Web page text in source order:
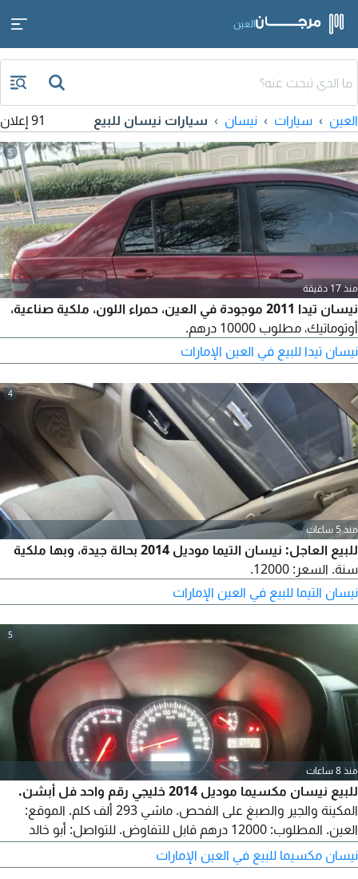
العين
العين سيارات نيسان سيارات نيسان للبيع 91 إعلان
5
منذ 17 دقيقة
نيسان تيدا 2011 موجودة في العين، حمراء اللون، ملكية صناعية،
أوتوماتيك، مطلوب 10000 درهم.
نيسان تيدا للبيع في العين الإمارات
4
منذ 5 ساعات
للبيع العاجل: نيسان التيما موديل 2014 بحالة جيدة، وبها ملكية
سنة. السعر: 12000.
نيسان التيما للبيع في العين الإمارات
5
منذ 8 ساعات
للبيع نيسان مكسيما موديل 2014 خليجي رقم واحد فل أبشن.
المكينة والجير والصبغ على الفحص. ماشي 293 ألف كلم. الموقع:
العين. المطلوب: 12000 درهم قابل للتفاوض. للتواصل: أبو خالد
05010055540.
نيسان مكسيما للبيع في العين الإمارات